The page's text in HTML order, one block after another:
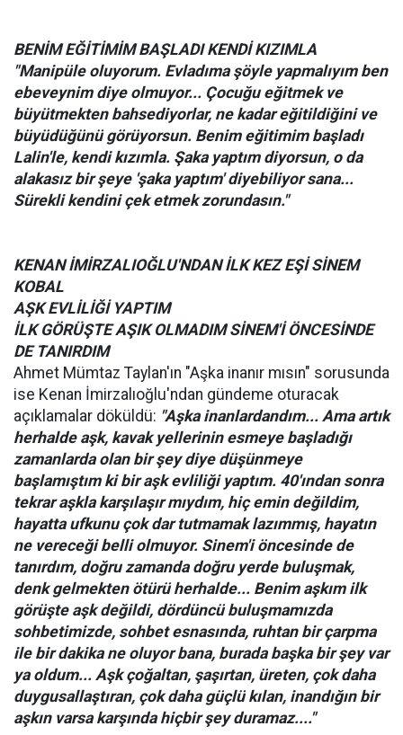
BENİM EĞİTİMİM BAŞLADI KENDİ KIZIMLA
"Manipüle oluyorum. Evladıma şöyle yapmalıyım ben
ebeveynim diye olmuyor... Çocuğu eğitmek ve
büyütmekten bahsediyorlar, ne kadar eğitildiğini ve
büyüdüğünü görüyorsun. Benim eğitimim başladı
Lalin'le, kendi kızımla. Şaka yaptım diyorsun, o da
alakasız bir şeye 'şaka yaptım' diyebiliyor sana...
Sürekli kendini çek etmek zorundasın."
KENAN İMİRZALIOĞLU'NDAN İLK KEZ EŞİ SİNEM
KOBAL
AŞK EVLİLİĞİ YAPTIM
İLK GÖRÜŞTE AŞIK OLMADIM SİNEM'İ ÖNCESİNDE
DE TANIRDIM
Ahmet Mümtaz Taylan'ın "Aşka inanır mısın" sorusunda
ise Kenan İmirzalıoğlu'ndan gündeme oturacak
açıklamalar döküldü: "Aşka inanlardandım... Ama artık
herhalde aşk, kavak yellerinin esmeye başladığı
zamanlarda olan bir şey diye düşünmeye
başlamıştım ki bir aşk evliliği yaptım. 40'ından sonra
tekrar aşkla karşılaşır mıydım, hiç emin değildim,
hayatta ufkunu çok dar tutmamak lazımmış, hayatın
ne vereceği belli olmuyor. Sinem'i öncesinde de
tanırdım, doğru zamanda doğru yerde buluşmak,
denk gelmekten ötürü herhalde... Benim aşkım ilk
görüşte aşk değildi, dördüncü buluşmamızda
sohbetimizde, sohbet esnasında, ruhtan bir çarpma
ile bir dakika ne oluyor bana, burada başka bir şey var
ya oldum... Aşk çoğaltan, şaşırtan, üreten, çok daha
duygusallaştıran, çok daha güçlü kılan, inandığın bir
aşkın varsa karşında hiçbir şey duramaz...."